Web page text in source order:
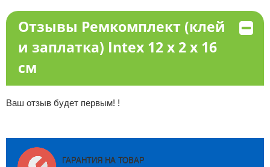
Отзывы Ремкомплект (клей
и заплатка) Intex 12 x 2 x 16
см
Ваш отзыв будет первым! !
ГАРАНТИЯ НА ТОВАР